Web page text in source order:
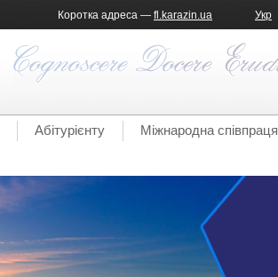
Укр
Коротка адреса — fl.karazin.ua
Абітурієнту
Міжнародна співпраця